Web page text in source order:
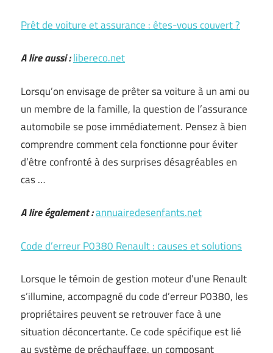
Prêt de voiture et assurance : êtes-vous couvert ?
A lire aussi :libereco.net
Lorsqu’on envisage de prêter sa voiture à un ami ou
un membre de la famille, la question de l’assurance
automobile se pose immédiatement. Pensez à bien
comprendre comment cela fonctionne pour éviter
d’être confronté à des surprises désagréables en
cas …
A lire également :annuairedesenfants.net
Code d’erreur P0380 Renault : causes et solutions
Lorsque le témoin de gestion moteur d’une Renault
s’illumine, accompagné du code d’erreur P0380, les
propriétaires peuvent se retrouver face à une
situation déconcertante. Ce code spécifique est lié
au système de préchauffage, un composant